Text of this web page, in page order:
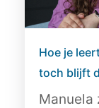
Hoe je
toch blijft
Manuela